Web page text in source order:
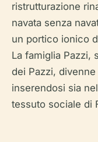
ristrutturazione
navata senza
un portico ionico
La famiglia Pazzi,
dei Pazzi,
inserendosi sia
tessuto sociale di